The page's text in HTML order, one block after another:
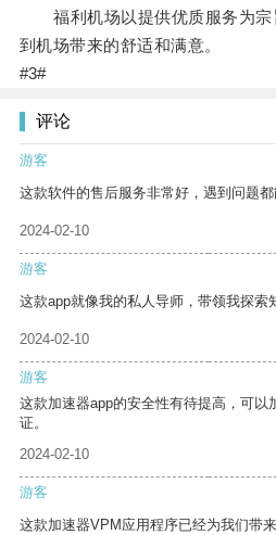
福利机场以提供优质服务为宗
到机场带来的舒适和满意。
#3#
评论
游客
这款软件的售后服务非常好，遇到问题都
2024-02-10
游客
这款app就像我的私人导师，带领我探索
2024-02-10
游客
这款加速器app的安全性有待提高，可以
证。
2024-02-10
游客
这款加速器VPM应用程序已经为我们带